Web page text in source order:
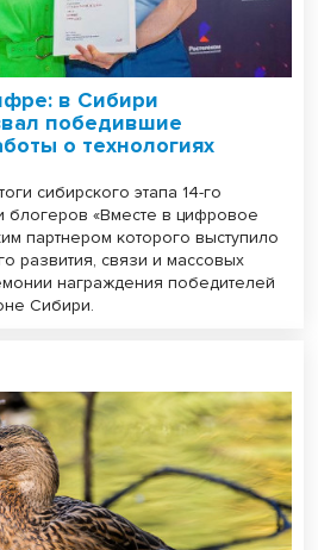
в Сибири
победившие
о технологиях
сибирского этапа 14-го
блогеров «Вместе в цифровое
партнером которого выступило
развития, связи и массовых
награждения победителей
Сибири.